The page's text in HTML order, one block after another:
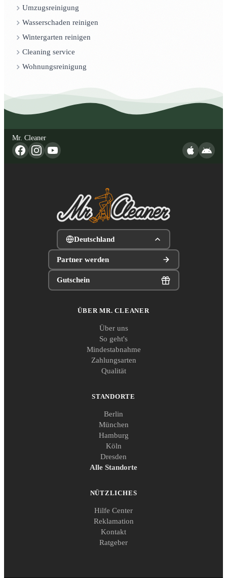
Umzugsreinigung
Wasserschaden reinigen
Wintergarten reinigen
Cleaning service
Wohnungsreinigung
Mr. Cleaner
Deutschland
Partner werden
Gutschein
ÜBER MR. CLEANER
Über uns
So geht's
Mindestabnahme
Zahlungsarten
Qualität
STANDORTE
Berlin
München
Hamburg
Köln
Dresden
Alle Standorte
NÜTZLICHES
Hilfe Center
Reklamation
Kontakt
Ratgeber